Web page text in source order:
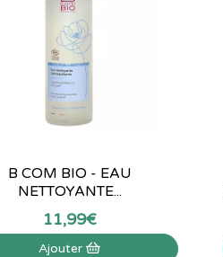
B COM BIO - EAU
NETTOYANTE...
11,99€
Ajouter